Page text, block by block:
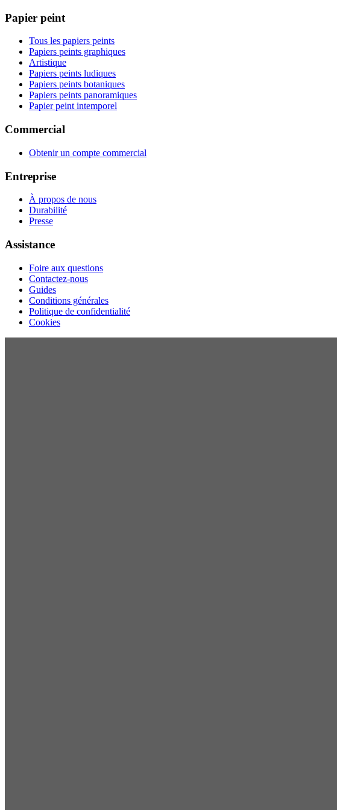
Papier peint
Tous les papiers peints
Papiers peints graphiques
Artistique
Papiers peints ludiques
Papiers peints botaniques
Papiers peints panoramiques
Papier peint intemporel
Commercial
Obtenir un compte commercial
Entreprise
À propos de nous
Durabilité
Presse
Assistance
Foire aux questions
Contactez-nous
Guides
Conditions générales
Politique de confidentialité
Cookies